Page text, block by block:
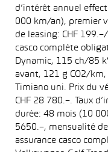
d’intérêt annuel
000 km/an), premier
de leasing: CHF
casco complète
Dynamic, 115 ch/85
avant, 121 g CO2/
Timiano uni. Prix du
CHF 28 780.–. Taux
durée: 48 mois (10
5650.–, mensualité
assurance casco